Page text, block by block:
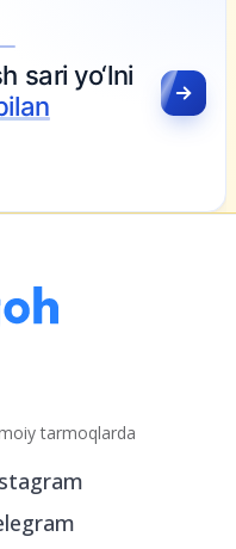
sari yo‘lni
tarmoqlarda